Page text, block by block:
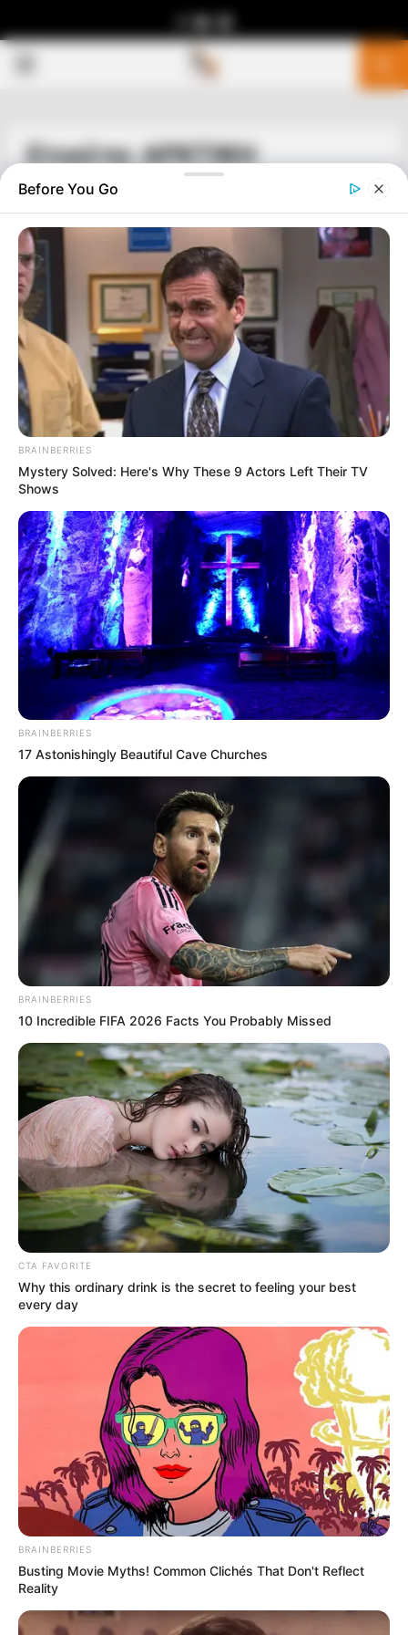
Ετικέτα: ΑΡΚΤΙΚΗ
ΥΠΕΡΒΑΤΙΚΟ
ΘΑ ΜΑΘΕΙΣ ΤΗΝ ΑΛΗΘΕΙΑ….. ΚΑΙ Η
ΑΛΗΘΕΙΑ ΘΑ ΣΕ ΕΛΕΥΘΕΡΩΣΕΙ
ΘΑ ΜΑΘΕΙΣ ΤΗΝ ΑΛΗΘΕΙΑ….. ΚΑΙ Η ΑΛΗΘΕΙΑ ΘΑ ΣΕ
ΕΛΕΥΘΕΡΩΣΕΙ… Κάτω από την Αλάσκα, κοντά στο όρος
Ντενάλι, βρίσκεται μια τεράστια Μαύρη Πυραμίδα και
αρχαία...
Το «Joint Viking 2025» του ΝΑΤΟ και η
αυξανόμενη στρατηγική σημασία της
Αρκτικής
Το «Joint Viking 2025» του ΝΑΤΟ και η αυξανόμενη
βρίσκεται σε κίνδυνο στην Αρκτική. Ωστόσο, είναι σαφές...
ΔΙΕΘΝΗ
Ρωσικά μαχητικά τζετ ΕΚΔΙΩΞΑΝ 2
αμερικανικά βομβαρδιστικά κοντά στα
σύνορά τους στην Αρκτική
Ρωσικά μαχητικά τζετ ΕΚΔΙΩΞΑΝ 2 αμερικανικά
βομβαρδιστικά κοντά στα σύνορά τους στην Αρκτική… Η
Ρωσία ισχυρίστηκε την Κυριακή, 21 Ιουλίου, ότι τα
πολεμικά της αεροσκάφη αναχαίτησαν...
Before You Go
BRAINBERRIES
Mystery Solved: Here's Why These 9 Actors Left Their TV
Shows
BRAINBERRIES
17 Astonishingly Beautiful Cave Churches
BRAINBERRIES
10 Incredible FIFA 2026 Facts You Probably Missed
CTA FAVORITE
Why this ordinary drink is the secret to feeling your best
every day
BRAINBERRIES
Busting Movie Myths! Common Clichés That Don't Reflect
Reality